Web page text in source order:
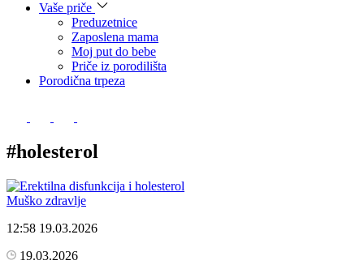
Vaše priče
Preduzetnice
Zaposlena mama
Moj put do bebe
Priče iz porodilišta
Porodična trpeza
#holesterol
Muško zdravlje
12:58 19.03.2026
19.03.2026